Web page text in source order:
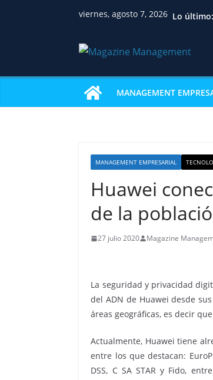
viernes, agosto 7, 2026 Lo último:
MANAGEMENT
MANAGEMENT EMPRESARIAL
Huawei
de la
27 julio 2020 Magazine
La seguridad y privacidad
del ADN de Huawei desde
áreas geográficas, es decir
Actualmente, Huawei tiene
entre los que destacan:
DSS, C SA STAR y Fido,